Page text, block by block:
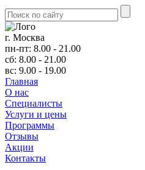
г. Москва
пн-пт: 8.00 - 21.00
сб: 8.00 - 21.00
вс: 9.00 - 19.00
Главная
О нас
Cпециалисты
Услуги и цены
Программы
Отзывы
Акции
Контакты